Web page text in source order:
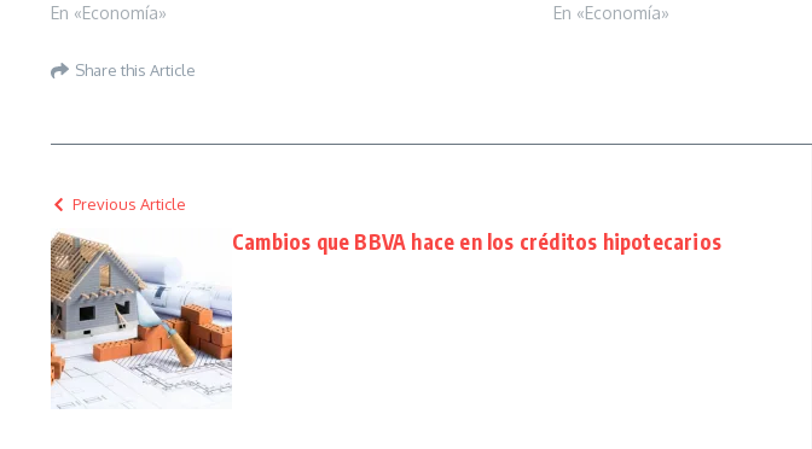
En «Economía»
En «Economía»
Share this Article
Previous Article
Cambios que BBVA hace en los créditos hipotecarios